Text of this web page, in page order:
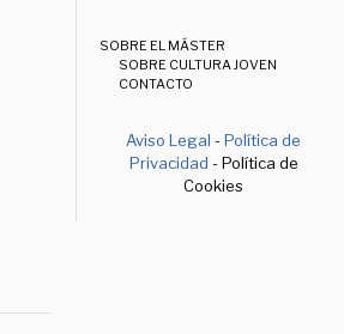
SOBRE EL MÁSTER
SOBRE CULTURA JOVEN
CONTACTO
Aviso Legal -Política de
Privacidad - Política de
Cookies